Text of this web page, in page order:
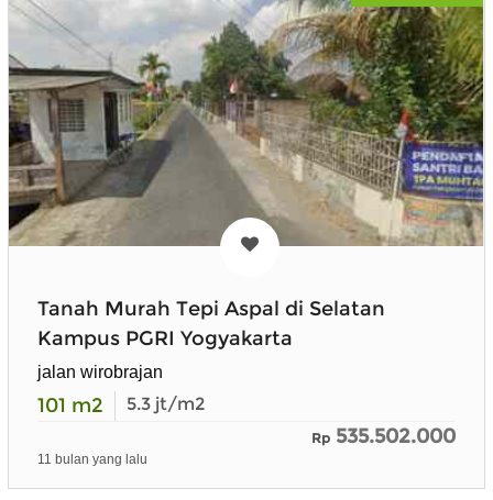
Tanah Murah Tepi Aspal di Selatan
Kampus PGRI Yogyakarta
jalan wirobrajan
101 m2 5.3 jt/m2
Rp 535.502.000
11 bulan yang lalu